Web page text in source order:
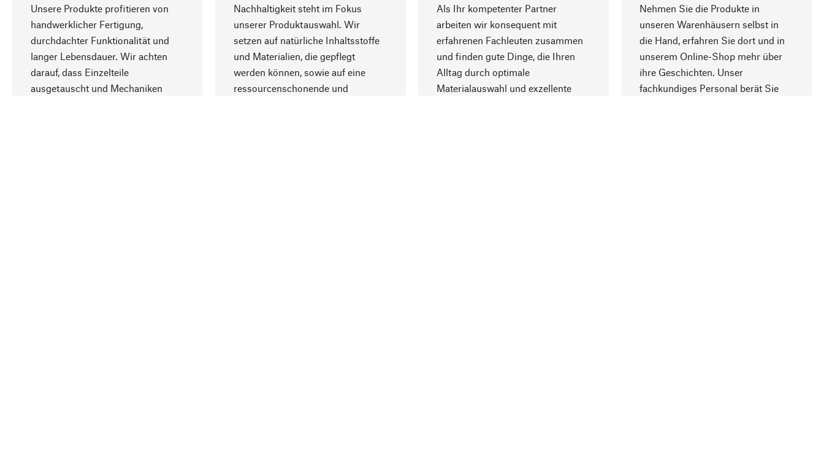
Unsere Produkte profitieren von
handwerklicher Fertigung,
durchdachter Funktionalität und
langer Lebensdauer. Wir achten
darauf, dass Einzelteile
ausgetauscht und Mechaniken
Nachhaltigkeit steht im Fokus
unserer Produktauswahl. Wir
setzen auf natürliche Inhaltsstoffe
und Materialien, die gepflegt
werden können, sowie auf eine
ressourcenschonende und
Als Ihr kompetenter Partner
arbeiten wir konsequent mit
erfahrenen Fachleuten zusammen
und finden gute Dinge, die Ihren
Alltag durch optimale
Materialauswahl und exzellente
Nehmen Sie die Produkte in
unseren Warenhäusern selbst in
die Hand, erfahren Sie dort und in
unserem Online-Shop mehr über
ihre Geschichten. Unser
fachkundiges Personal berät Sie